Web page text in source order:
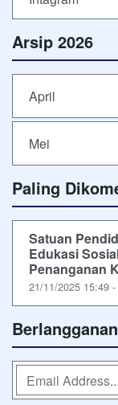
Arsip 2026
April
Mei
Paling
Satuan
Edukasi
Penanganan
21/11/2025 15:49
Berlangganan